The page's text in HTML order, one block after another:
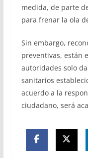
medida, de parte
para frenar la ola
Sin embargo,
preventivas, están
autoridades solo
sanitarios
acuerdo a la
ciudadano, será